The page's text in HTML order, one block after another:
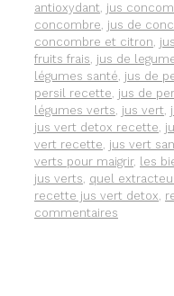
antioxydant, jus
concombre, jus de
concombre et citron,
fruits frais, jus de
légumes santé, jus de
persil recette, jus de
légumes verts, jus vert,
jus vert detox recette,
vert recette, jus vert
verts pour maigrir, les
jus verts, quel
recette jus vert detox,
commentaires